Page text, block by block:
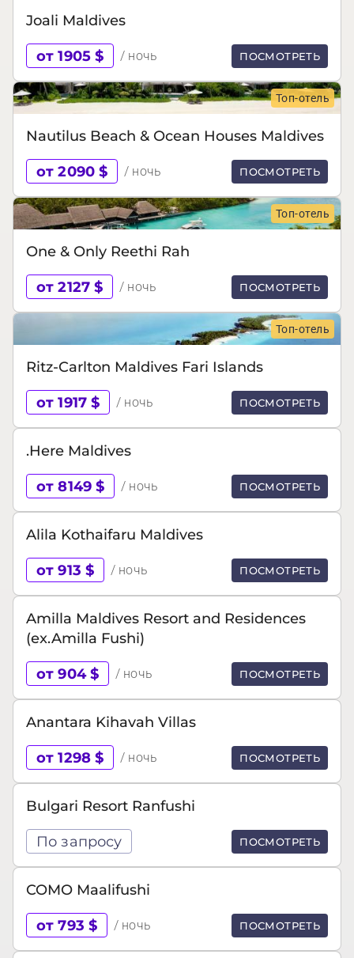
Joali Maldives
от 1905 $ / ночь ПОСМОТРЕТЬ
Топ-отель
Nautilus Beach & Ocean Houses Maldives
от 2090 $ / ночь ПОСМОТРЕТЬ
Топ-отель
One & Only Reethi Rah
от 2127 $ / ночь ПОСМОТРЕТЬ
Топ-отель
Ritz-Carlton Maldives Fari Islands
от 1917 $ / ночь ПОСМОТРЕТЬ
.Here Maldives
от 8149 $ / ночь ПОСМОТРЕТЬ
Alila Kothaifaru Maldives
от 913 $ / ночь ПОСМОТРЕТЬ
Amilla Maldives Resort and Residences
(ex.Amilla Fushi)
от 904 $ / ночь ПОСМОТРЕТЬ
Anantara Kihavah Villas
от 1298 $ / ночь ПОСМОТРЕТЬ
Bulgari Resort Ranfushi
По запросу ПОСМОТРЕТЬ
COMO Maalifushi
от 793 $ / ночь ПОСМОТРЕТЬ